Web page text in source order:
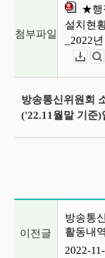
첨부파일
★행
설치현
_2022
방송통신위원회
('22.11월말 기준)
이전글
방송통
활동내
2022-